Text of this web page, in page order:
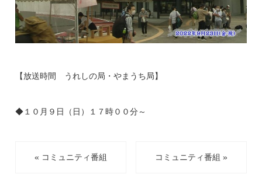
【放送時間 うれしの局・やまうち局】
◆１０月９日（日）１７時００分～
« コミュニティ番組 コミュニティ番組 »